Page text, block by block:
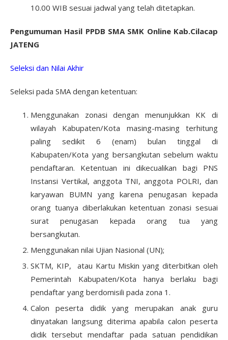
10.00 WIB sesuai jadwal yang telah ditetapkan.
Pengumuman Hasil PPDB SMA SMK Online Kab.Cilacap
JATENG
Seleksi dan Nilai Akhir
Seleksi pada SMA dengan ketentuan:
Menggunakan zonasi dengan menunjukkan KK di
wilayah Kabupaten/Kota masing-masing terhitung
paling sedikit 6 (enam) bulan tinggal di
Kabupaten/Kota yang bersangkutan sebelum waktu
pendaftaran. Ketentuan ini dikecualikan bagi PNS
Instansi Vertikal, anggota TNI, anggota POLRI, dan
karyawan BUMN yang karena penugasan kepada
orang tuanya diberlakukan ketentuan zonasi sesuai
surat penugasan kepada orang tua yang
bersangkutan.
Menggunakan nilai Ujian Nasional (UN);
SKTM, KIP, atau Kartu Miskin yang diterbitkan oleh
Pemerintah Kabupaten/Kota hanya berlaku bagi
pendaftar yang berdomisili pada zona 1.
Calon peserta didik yang merupakan anak guru
dinyatakan langsung diterima apabila calon peserta
didik tersebut mendaftar pada satuan pendidikan